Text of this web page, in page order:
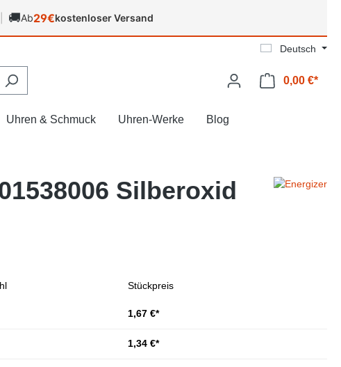
🚚Ab29€kostenloser Versand
Deutsch
0,00 €*
Uhren & Schmuck Uhren-Werke Blog
Silberoxid
Stückpreis
1,67 €*
1,34 €*